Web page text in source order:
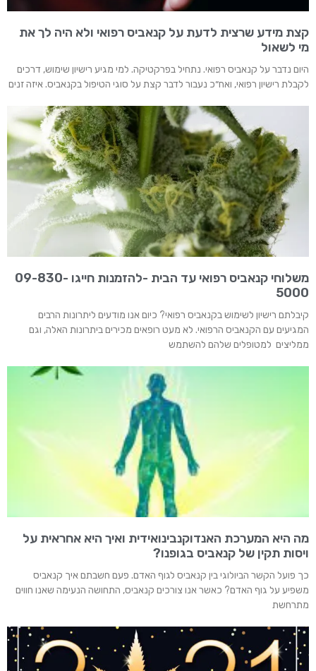
קצת מידע שרצית לדעת על קנאביס רפואי ולא היה לך את
מי לשאול
היום נדבר על קנאביס רפואי. נתחיל בפרקטיקה. למי מגיע רישיון שימוש, דרכים
לקבלת רישיון רפואי, ואח״כ נעבור לדבר קצת על סוגי הטיפול בקנאביס. איזה זנים
משלוחי קנאביס רפואי עד הבית -להזמנות חייגו 09-830-
5000
קיבלתם רישיון לשימוש בקנאביס רפואי? כיום אנו מודעים ליתרונות הרבים
המגיעים עם הקנאביס הרפואי. לא מעט רופאים מכירים ביתרונות האלה, וגם
ממליצים למטופלים שלהם להשתמש
מה היא המערכת האנדוקנבינואידית ואיך היא אחראית על
ויסות תקין של קנאביס בגופנו?
כך פועל הקשר הביולוגי בין קנאביס לגוף האדם. פעם חשבתם איך קנאביס
משפיע על גוף האדם? כאשר אנו צורכים קנאביס, התחושה הנעימה שאנו חווים
מתרחשת